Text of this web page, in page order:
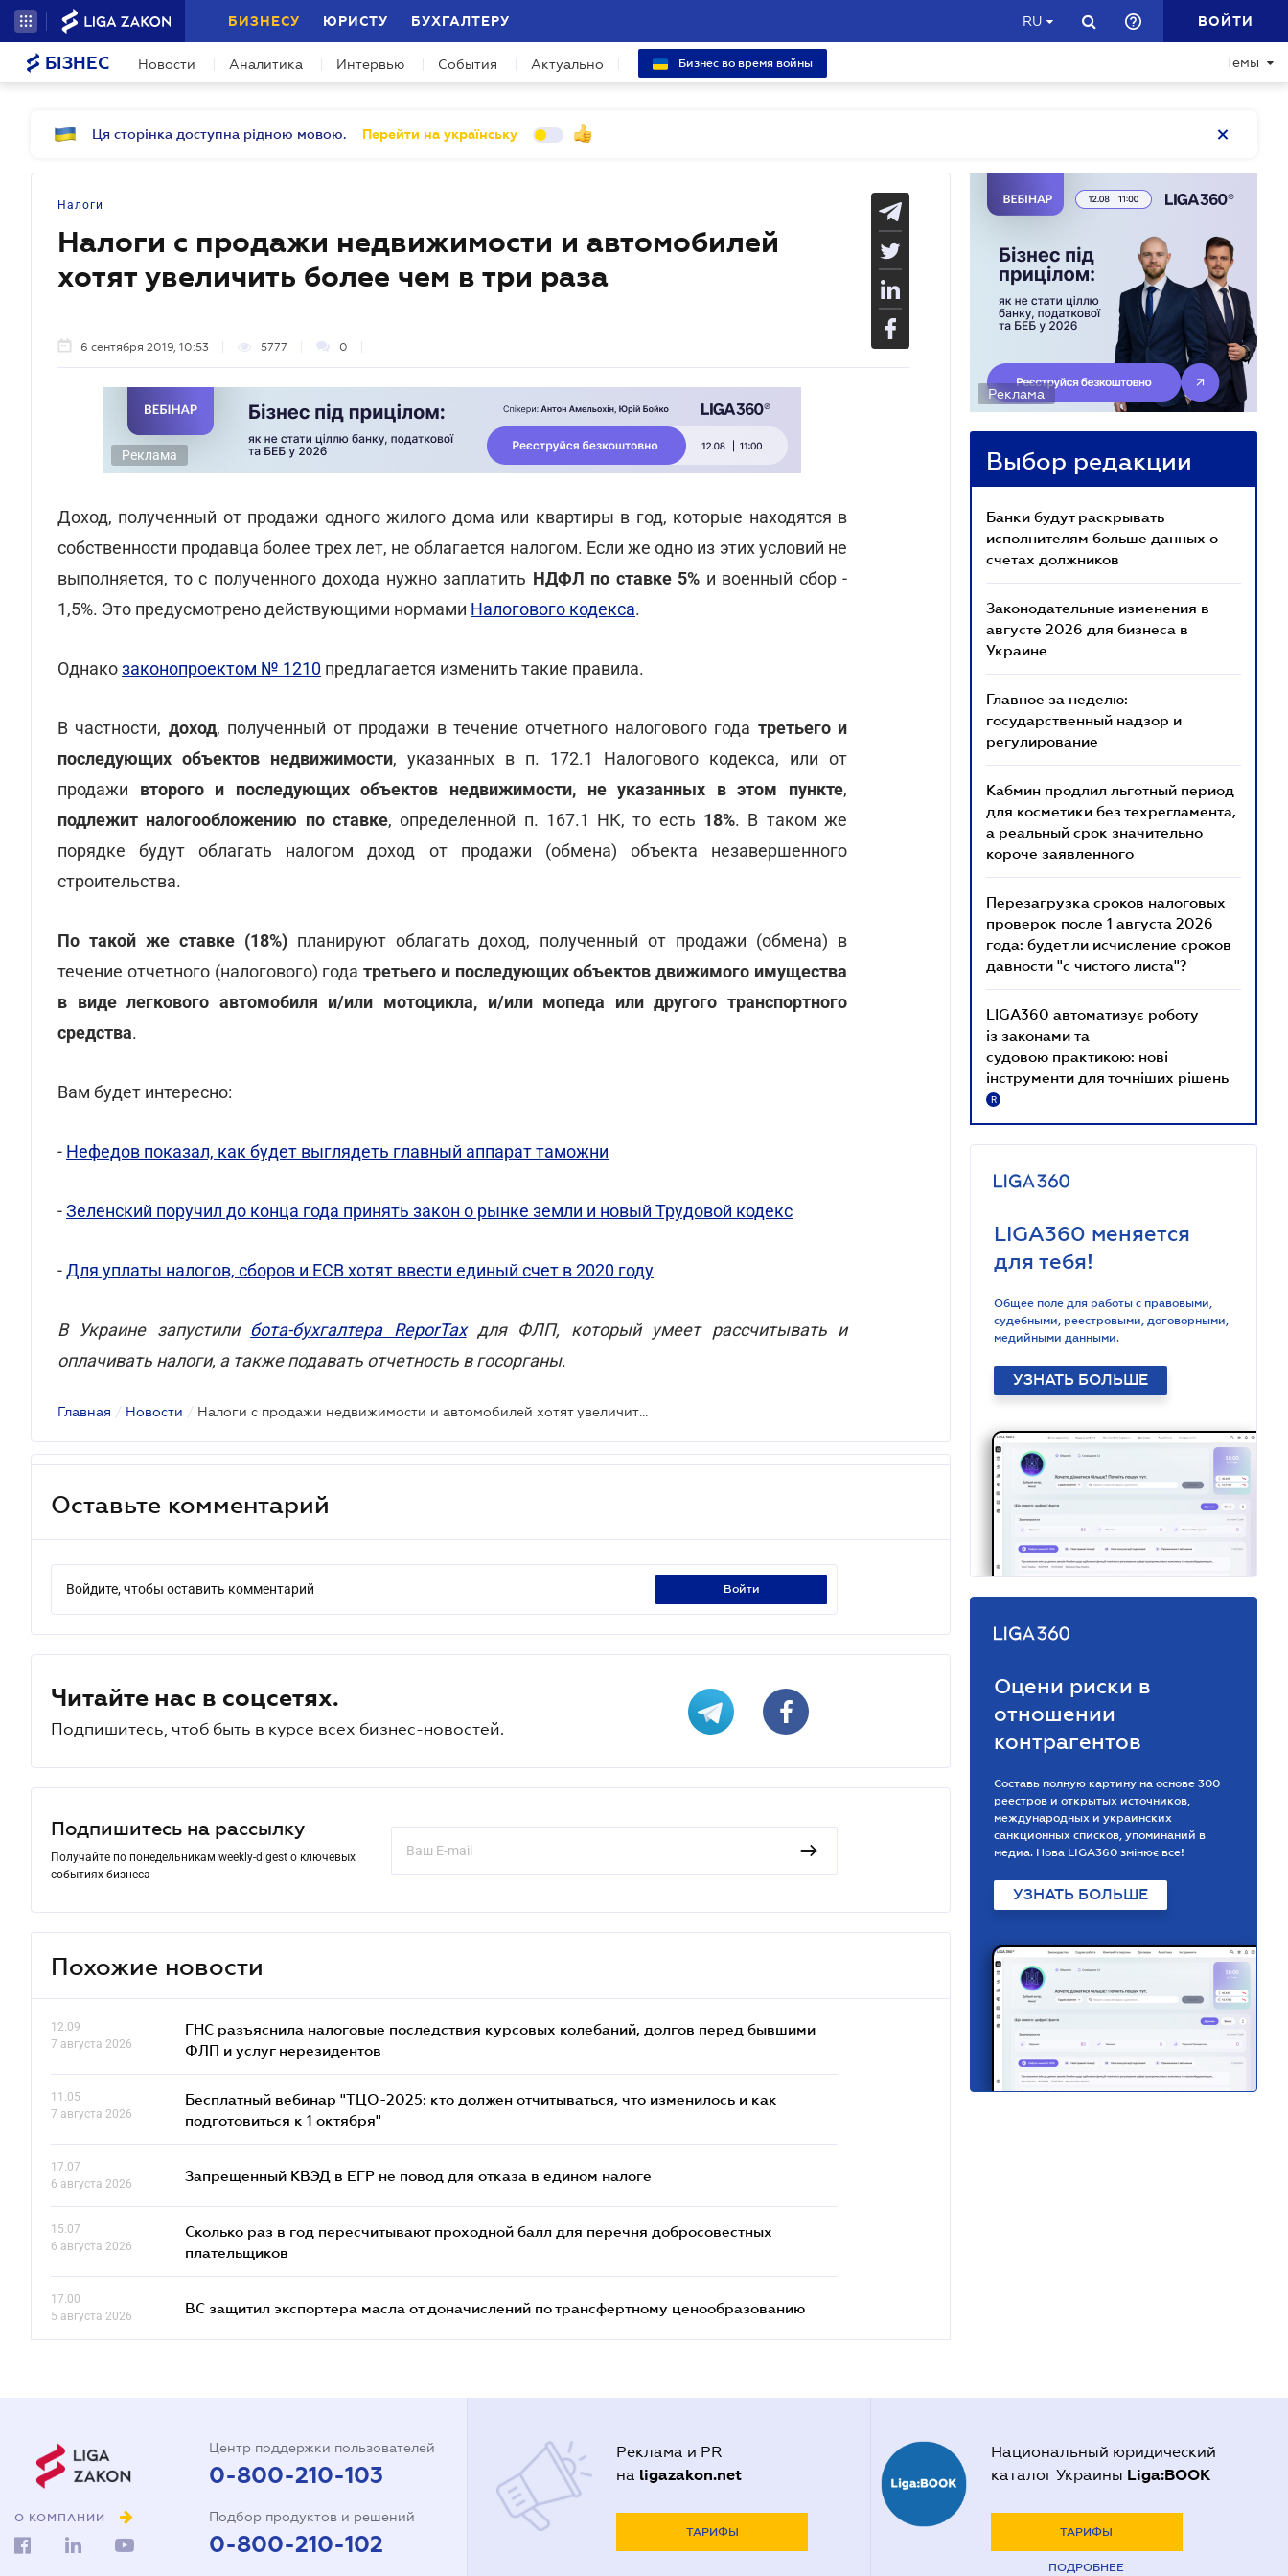
БИЗНЕСУ ЮРИСТУ БУХГАЛТЕРУ RU ВОЙТИ
БІЗНЕС Новости Аналитика Интервью События Актуально Бизнес во время войны Темы
Ця сторінка доступна рідною мовою. Перейти на українську
Налоги
Налоги с продажи недвижимости и автомобилей
хотят увеличить более чем в три раза
6 сентября 2019, 10:53 5777 0
Реклама
Доход, полученный от продажи одного жилого дома или квартиры в год, которые находятся в
собственности продавца более трех лет, не облагается налогом. Если же одно из этих условий не
выполняется, то с полученного дохода нужно заплатить НДФЛ по ставке 5% и военный сбор -
1,5%. Это предусмотрено действующими нормами Налогового кодекса.
Однакозаконопроектом № 1210 предлагается изменить такие правила.
В частности, доход, полученный от продажи в течение отчетного налогового года третьего и
последующих объектов недвижимости, указанных в п. 172.1 Налогового кодекса, или от
продажи второго и последующих объектов недвижимости, не указанных в этом пункте,
подлежит налогообложению по ставке, определенной п. 167.1 НК, то есть 18%. В таком же
порядке будут облагать налогом доход от продажи (обмена) объекта незавершенного
строительства.
По такой же ставке (18%)планируют облагать доход, полученный от продажи (обмена) в
течение отчетного (налогового) годатретьего и последующих объектов движимого имущества
в виде легкового автомобиля и/или мотоцикла, и/или мопеда или другого транспортного
средства.
Вам будет интересно:
- Нефедов показал, как будет выглядеть главный аппарат таможни
-Зеленский поручил до конца года принять закон о рынке земли и новый Трудовой кодекс
-Для уплаты налогов, сборов и ЕСВ хотят ввести единый счет в 2020 году
В Украине запустили бота-бухгалтера ReporTaxдля ФЛП, который умеет рассчитывать и
оплачивать налоги, а также подавать отчетность в госорганы.
Главная / Новости / Налоги с продажи недвижимости и автомобилей хотят увеличить более чем в три раза
Оставьте комментарий
Войдите, чтобы оставить комментарий войти
Читайте нас в соцсетях.
Подпишитесь, чтоб быть в курсе всех бизнес-новостей.
Подпишитесь на рассылку
Получайте по понедельникам weekly-digest о ключевых
событиях бизнеса
Похожие новости
12.09
7 августа 2026
ГНС разъяснила налоговые последствия курсовых колебаний, долгов перед бывшими
ФЛП и услуг нерезидентов
11.05
7 августа 2026
Бесплатный вебинар "ТЦО-2025: кто должен отчитываться, что изменилось и как
подготовиться к 1 октября"
17.07
6 августа 2026
Запрещенный КВЭД в ЕГР не повод для отказа в едином налоге
15.07
6 августа 2026
Сколько раз в год пересчитывают проходной балл для перечня добросовестных
плательщиков
17.00
5 августа 2026
ВС защитил экспортера масла от доначислений по трансфертному ценообразованию
Реклама
Выбор редакции
Банки будут раскрывать
исполнителям больше данных о
счетах должников
Законодательные изменения в
августе 2026 для бизнеса в
Украине
Главное за неделю:
государственный надзор и
регулирование
Кабмин продлил льготный период
для косметики без техрегламента,
а реальный срок значительно
короче заявленного
Перезагрузка сроков налоговых
проверок после 1 августа 2026
года: будет ли исчисление сроков
давности "с чистого листа"?
LIGA360 автоматизує роботу
із законами та
судовою практикою: нові
інструменти для точніших рішень
R
LIGA360 меняется
для тебя!
Общее поле для работы с правовыми,
судебными, реестровыми, договорными,
медийными данными.
УЗНАТЬ БОЛЬШЕ
Оцени риски в
отношении
контрагентов
Составь полную картину на основе 300
реестров и открытых источников,
международных и украинских
санкционных списков, упоминаний в
медиа. Нова LIGA360 змінює все!
УЗНАТЬ БОЛЬШЕ
О КОМПАНИИ
Центр поддержки пользователей
0-800-210-103
Подбор продуктов и решений
0-800-210-102
Реклама и PR
на ligazakon.net
ТАРИФЫ
Национальный юридический
каталог Украины Liga:BOOK
ТАРИФЫ
ПОДРОБНЕЕ